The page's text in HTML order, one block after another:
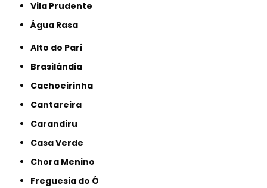
Vila Prudente
Água Rasa
Alto do Pari
Brasilândia
Cachoeirinha
Cantareira
Carandiru
Casa Verde
Chora Menino
Freguesia do Ó